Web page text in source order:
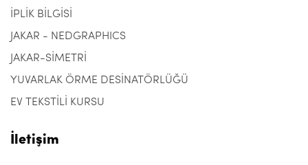
İPLİK BİLGİSİ
JAKAR - NEDGRAPHICS
JAKAR-SİMETRİ
YUVARLAK ÖRME DESİNATÖRLÜĞÜ
EV TEKSTİLİ KURSU
İletişim